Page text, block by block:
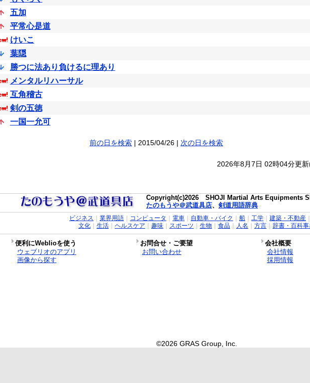
五加
平常心是道
けいこ
葉隠
勝つに法あり負けるに理あり
メンタルリハーサル
互角稽古
剣の五徳
一国一允可
前の日を検索| 2015/04/26 | 次の日を検索
2026年8月7日 02時04分更
Copyright(c)2026 SHOJI Martial Arts Equipments
たのもうや＠武道具店、 剣道用語辞典
ビジネス 業界用語｜ コンピュータ 電車｜ 自動車・バイク 船｜ 工学｜ 建築・不動産｜
文化｜ 生活｜ ヘルスケア 趣味｜ スポーツ 生物 食品｜ 人名 方言｜ 辞書・百科事
便利にWeblioを使う お問合せ・ご要望 会社概要
ウェブリオのアプリ
画像から探す
お問い合わせ
会社情報
採用情報
©2026 GRAS Group, Inc.